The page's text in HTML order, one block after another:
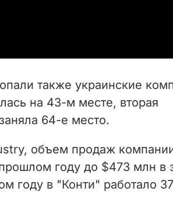
i
d
e
o
также украинские
на 43-м месте, вторая
64-е место.
объем продаж
году до $473 млн в
году в "Конти" работало